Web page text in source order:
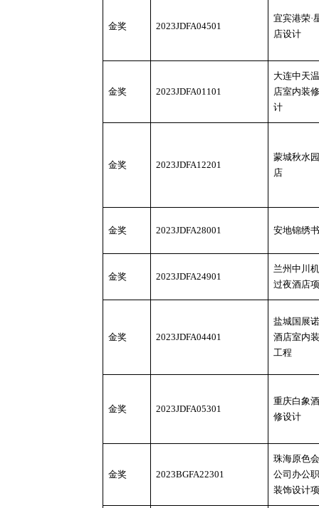
金奖 2023JDFA04501
宜宾港荣·
店设计
金奖 2023JDFA01101
大连中天
店室内装
计
金奖 2023JDFA12201
蒙城秋水
店
金奖 2023JDFA28001 安地锦绣
金奖 2023JDFA24901
兰州中川
过夜酒店
金奖 2023JDFA04401
盐城国展
酒店室内
工程
金奖 2023JDFA05301
重庆白象
修设计
金奖 2023BGFA22301
珠海原色
公司办公
装饰设计